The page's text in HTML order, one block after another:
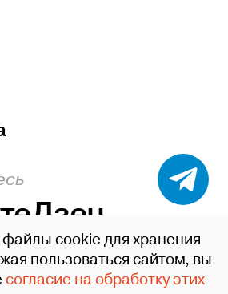
Дзен
cookie для хранения
пользоваться сайтом, вы
согласие на обработку этих